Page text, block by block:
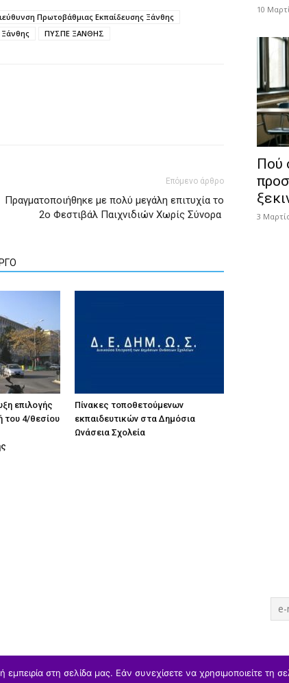
Πρωτοβάθμιας Εκπαίδευσης Ξάνθης
ΠΥΣΠΕ ΞΑΝΘΗΣ
Επόμενο άρθρο
Πραγματοποιήθηκε με πολύ μεγάλη επιτυχία τo
2ο Φεστιβάλ Παιχνιδιών Χωρίς Σύνορα
επιλογής
του 4/θεσίου
Πίνακες τοποθετούμενων
εκπαιδευτικών στα Δημόσια
Ωνάσεια Σχολεία
10
Πού
3
στη σελίδα μας. Εάν συνεχίσετε να χρησιμοποιείτε τη